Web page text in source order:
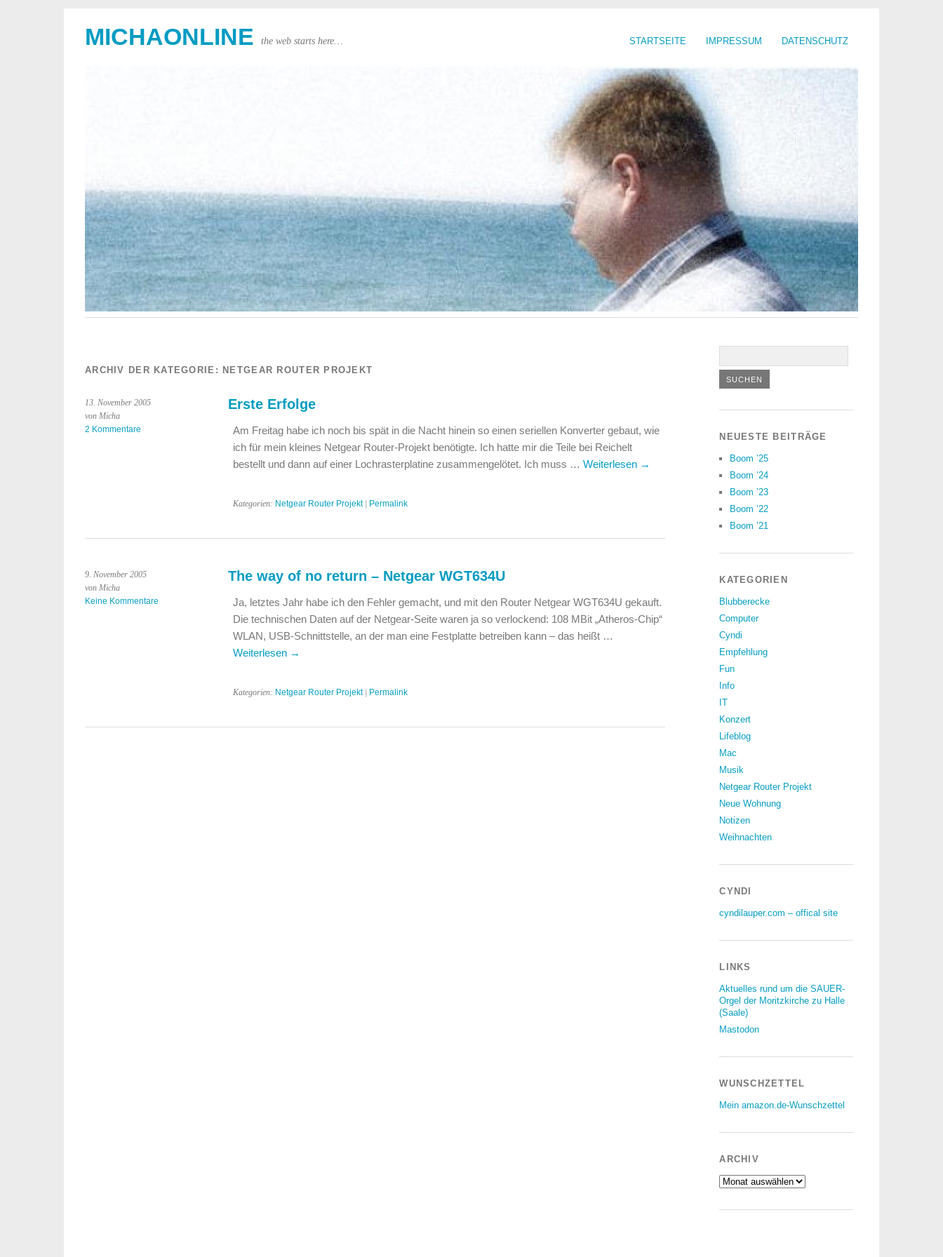
STARTSEITE IMPRESSUM DATENSCHUTZ
MICHAONLINE the web starts here…
ARCHIV DER KATEGORIE: NETGEAR ROUTER PROJEKT
13. November 2005
von Micha
2 Kommentare
Erste Erfolge
Am Freitag habe ich noch bis spät in die Nacht hinein so einen seriellen Konverter gebaut, wie
ich für mein kleines Netgear Router-Projekt benötigte. Ich hatte mir die Teile bei Reichelt
bestellt und dann auf einer Lochrasterplatine zusammengelötet. Ich muss … Weiterlesen →
Kategorien: Netgear Router Projekt| Permalink
9. November 2005
von Micha
Keine Kommentare
The way of no return – Netgear WGT634U
Ja, letztes Jahr habe ich den Fehler gemacht, und mit den Router Netgear WGT634U gekauft.
Die technischen Daten auf der Netgear-Seite waren ja so verlockend: 108 MBit „Atheros-Chip“
WLAN, USB-Schnittstelle, an der man eine Festplatte betreiben kann – das heißt …
Weiterlesen →
Kategorien: Netgear Router Projekt| Permalink
NEUESTE BEITRÄGE
Boom ’25
Boom ’24
Boom ’23
Boom ’22
Boom ’21
KATEGORIEN
Blubberecke
Computer
Cyndi
Empfehlung
Fun
Info
IT
Konzert
Lifeblog
Mac
Musik
Netgear Router Projekt
Neue Wohnung
Notizen
Weihnachten
CYNDI
cyndilauper.com – offical site
LINKS
Aktuelles rund um die SAUER-
Orgel der Moritzkirche zu Halle
(Saale)
Mastodon
WUNSCHZETTEL
Mein amazon.de-Wunschzettel
ARCHIV
Archiv